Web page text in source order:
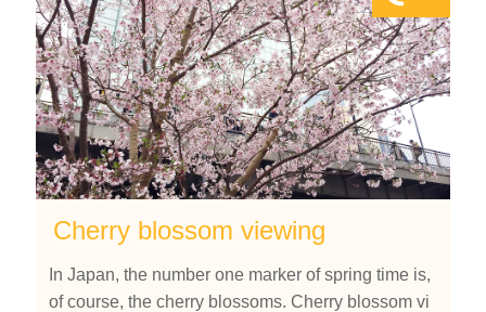
Cherry blossom viewing
In Japan, the number one marker of spring time is,
of course, the cherry blossoms. Cherry blossom vi